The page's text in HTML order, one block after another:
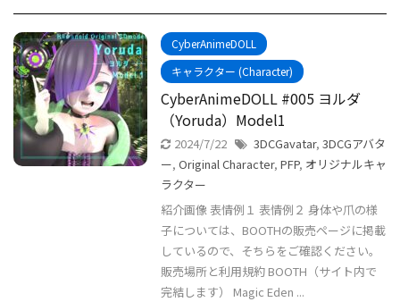
CyberAnimeDOLL
キャラクター (Character)
CyberAnimeDOLL #005 ヨルダ
（Yoruda）Model1
2024/7/22 3DCGavatar, 3DCGアバタ
ー, Original Character, PFP, オリジナルキャ
ラクター
紹介画像 表情例１ 表情例２ 身体や爪の様
子については、BOOTHの販売ページに掲載
しているので、そちらをご確認ください。
販売場所と利用規約 BOOTH（サイト内で
完結します） Magic Eden ...